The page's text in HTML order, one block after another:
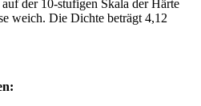
der 10-stufigen Skala der Härte
weich. Die Dichte beträgt 4,12